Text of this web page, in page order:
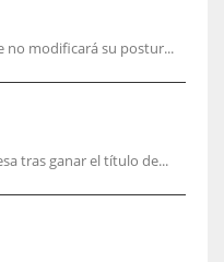
no modificará su postur...
tras ganar el título de...